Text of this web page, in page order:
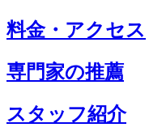
料金・アクセス
専門家の推薦
スタッフ紹介